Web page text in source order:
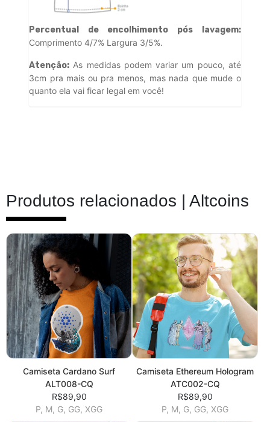
Percentual de encolhimento pós lavagem:
Comprimento 4/7% Largura 3/5%.
Atenção: As medidas podem variar um pouco, até
3cm pra mais ou pra menos, mas nada que mude o
quanto ela vai ficar legal em você!
Produtos relacionados | Altcoins
Camiseta Cardano Surf
ALT008-CQ
R$89,90
P, M, G, GG, XGG
Camiseta Ethereum Hologram
ATC002-CQ
R$89,90
P, M, G, GG, XGG